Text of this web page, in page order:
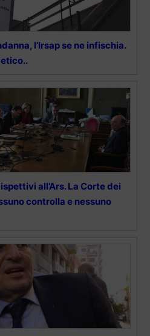
l’Irsap se ne infischia.
all’Ars. La Corte dei
controlla e nessuno